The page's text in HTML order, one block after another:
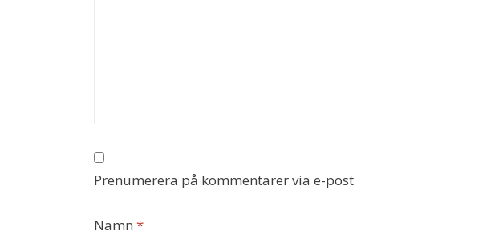
Prenumerera på kommentarer via e-post
Namn *